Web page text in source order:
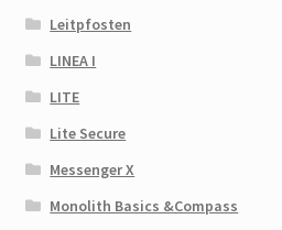
Leitpfosten
LINEA I
LITE
Lite Secure
Messenger X
Monolith Basics &Compass